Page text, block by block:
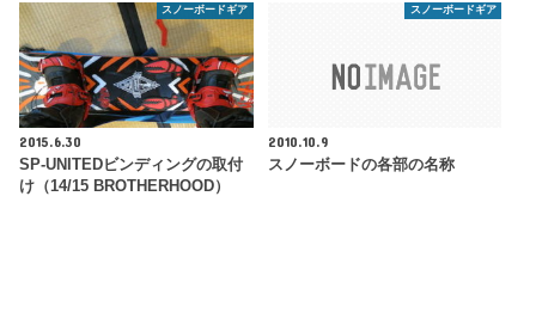
スノーボードギア
2015.6.30
SP-UNITEDビンディングの取付
け（14/15 BROTHERHOOD）
スノーボードギア
2010.10.9
スノーボードの各部の名称